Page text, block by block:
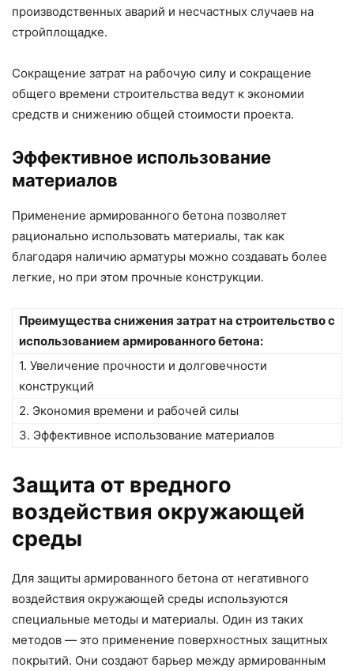
производственных аварий и несчастных случаев на
стройплощадке.
Сокращение затрат на рабочую силу и сокращение
общего времени строительства ведут к экономии
средств и снижению общей стоимости проекта.
Эффективное использование
материалов
Применение армированного бетона позволяет
рационально использовать материалы, так как
благодаря наличию арматуры можно создавать более
легкие, но при этом прочные конструкции.
Преимущества снижения затрат на строительство с
использованием армированного бетона:
1. Увеличение прочности и долговечности
конструкций
2. Экономия времени и рабочей силы
3. Эффективное использование материалов
Защита от вредного
воздействия окружающей
среды
Для защиты армированного бетона от негативного
воздействия окружающей среды используются
специальные методы и материалы. Один из таких
методов — это применение поверхностных защитных
покрытий. Они создают барьер между армированным